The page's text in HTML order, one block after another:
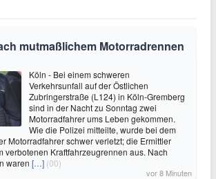
mutmaßlichem Motorradrennen
Köln - Bei einem schweren
Verkehrsunfall auf der Östlichen
Zubringerstraße (L124) in Köln-Gremberg
sind in der Nacht zu Sonntag zwei
Motorradfahrer ums Leben gekommen.
Wie die Polizei mitteilte, wurde bei dem
Motorradfahrer schwer verletzt; die Ermittler
verbotenen Kraftfahrzeugrennen aus. Nach
waren […] (00)
vor 8 Minuten